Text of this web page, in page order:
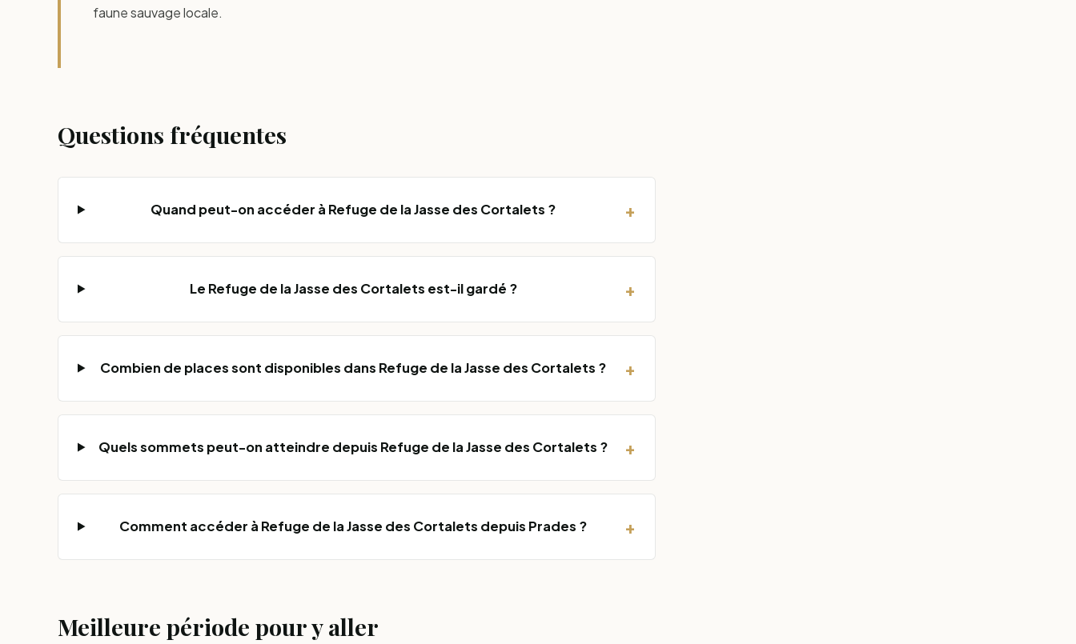
faune sauvage locale.
Questions fréquentes
Quand peut-on accéder à Refuge de la Jasse des Cortalets ? +
Le Refuge de la Jasse des Cortalets est-il gardé ? +
Combien de places sont disponibles dans Refuge de la Jasse des Cortalets ? +
Quels sommets peut-on atteindre depuis Refuge de la Jasse des Cortalets ? +
Comment accéder à Refuge de la Jasse des Cortalets depuis Prades ? +
Meilleure période pour y aller